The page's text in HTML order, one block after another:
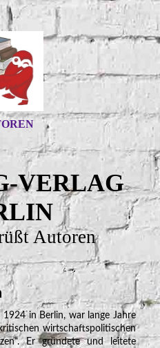
VERLAG
Autoren
in Berlin, war lange Jahre
wirtschaftspolitischen
Er gründete und leitete